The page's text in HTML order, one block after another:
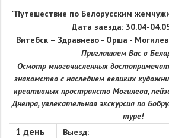
"Путешествие по Белорусским
Дата заезда: 30.04-
Витебск – Здравнево - Орша -
Приглашаем Вас в
Осмотр многочисленных
знакомство с наследием великих
креативных пространств Могилева,
Днепра, увлекательная экскурсия по
туре!
1 день
Выезд: